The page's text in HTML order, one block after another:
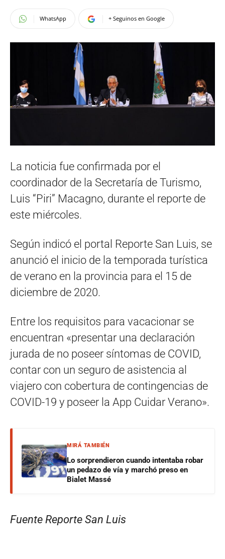
WhatsApp + Seguinos en Google
La noticia fue confirmada por el
coordinador de la Secretaría de Turismo,
Luis “Piri” Macagno, durante el reporte de
este miércoles.
Según indicó el portal Reporte San Luis, se
anunció el inicio de la temporada turística
de verano en la provincia para el 15 de
diciembre de 2020.
Entre los requisitos para vacacionar se
encuentran «presentar una declaración
jurada de no poseer síntomas de COVID,
contar con un seguro de asistencia al
viajero con cobertura de contingencias de
COVID-19 y poseer la App Cuidar Verano».
MIRÁ TAMBIÉN
Lo sorprendieron cuando intentaba robar
un pedazo de vía y marchó preso en
Bialet Massé
Fuente Reporte San Luis